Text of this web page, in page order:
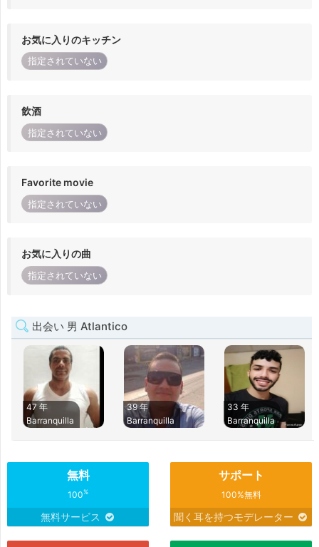
お気に入りのキッチン
指定されていない
飲酒
指定されていない
Favorite movie
指定されていない
お気に入りの曲
指定されていない
出会い 男 Atlantico
47 年
Barranquilla
39 年
Barranquilla
33 年
Barranquilla
無料
100%
無料サービス
サポート
100%無料
聞く耳を持つモデレーター